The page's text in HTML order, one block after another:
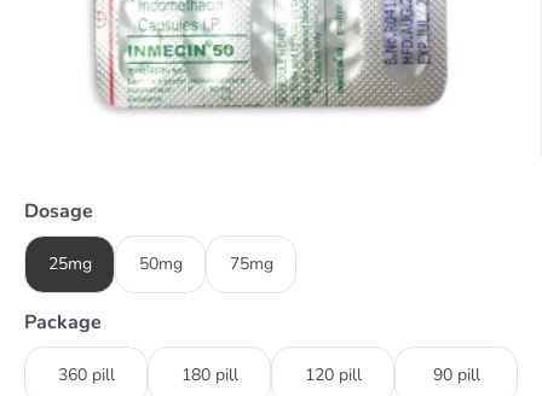
Dosage
25mg 50mg 75mg
Package
360 pill 180 pill 120 pill 90 pill